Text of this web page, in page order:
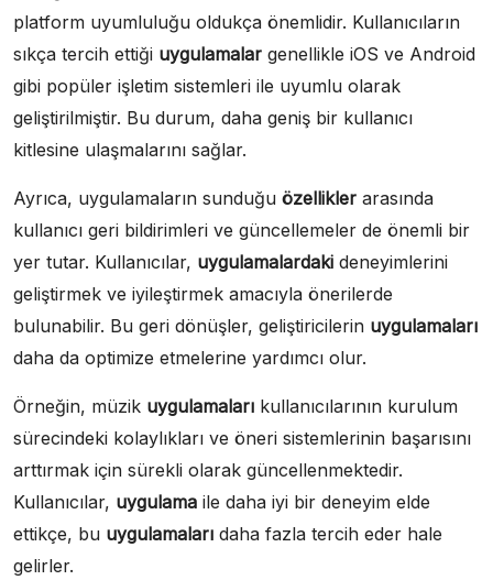
platform uyumluluğu oldukça önemlidir. Kullanıcıların
sıkça tercih ettiği uygulamalar genellikle iOS ve Android
gibi popüler işletim sistemleri ile uyumlu olarak
geliştirilmiştir. Bu durum, daha geniş bir kullanıcı
kitlesine ulaşmalarını sağlar.
Ayrıca, uygulamaların sunduğu özellikler arasında
kullanıcı geri bildirimleri ve güncellemeler de önemli bir
yer tutar. Kullanıcılar, uygulamalardaki deneyimlerini
geliştirmek ve iyileştirmek amacıyla önerilerde
bulunabilir. Bu geri dönüşler, geliştiricilerin uygulamaları
daha da optimize etmelerine yardımcı olur.
Örneğin, müzik uygulamaları kullanıcılarının kurulum
sürecindeki kolaylıkları ve öneri sistemlerinin başarısını
arttırmak için sürekli olarak güncellenmektedir.
Kullanıcılar, uygulama ile daha iyi bir deneyim elde
ettikçe, bu uygulamaları daha fazla tercih eder hale
gelirler.